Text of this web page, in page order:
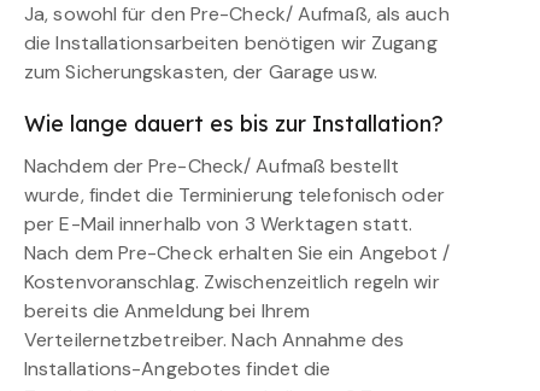
Ja, sowohl für den Pre-Check/ Aufmaß, als auch
die Installationsarbeiten benötigen wir Zugang
zum Sicherungskasten, der Garage usw.
Wie lange dauert es bis zur Installation?
Nachdem der Pre-Check/ Aufmaß bestellt
wurde, findet die Terminierung telefonisch oder
per E-Mail innerhalb von 3 Werktagen statt.
Nach dem Pre-Check erhalten Sie ein Angebot /
Kostenvoranschlag. Zwischenzeitlich regeln wir
bereits die Anmeldung bei Ihrem
Verteilernetzbetreiber. Nach Annahme des
Installations-Angebotes findet die